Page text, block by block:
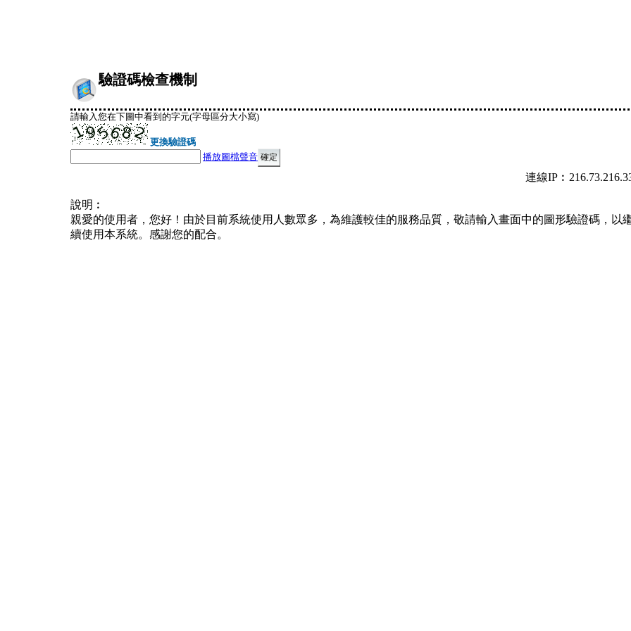
驗證碼檢查機制
請輸入您在下圖中看到的字元(字母區分大小寫)
更換驗證碼
播放圖檔聲音
連線
說明︰
親愛的使用者，您好！由於目前系統使用人數眾多，為維護較佳的服務品質，敬請輸入畫面中的圖形驗證碼，以
續使用本系統。感謝您的配合。